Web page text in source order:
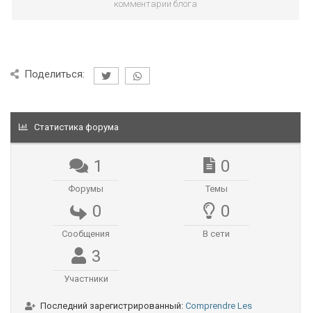
комментарии блога
Поделиться:
Статистика форума
1
Форумы
0
Темы
0
Сообщения
0
В сети
3
Участники
Последний зарегистрированный: Comprendre Les